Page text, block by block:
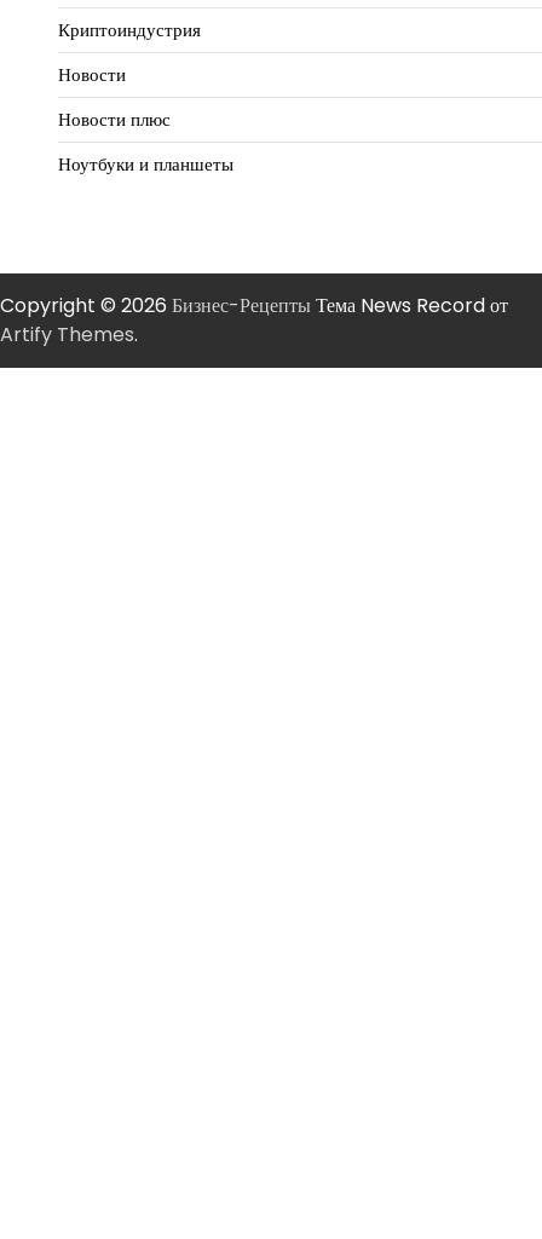
Криптоиндустрия
Новости
Новости плюс
Ноутбуки и планшеты
Copyright © 2026 Бизнес-РецептыТема News Record от
Artify Themes.